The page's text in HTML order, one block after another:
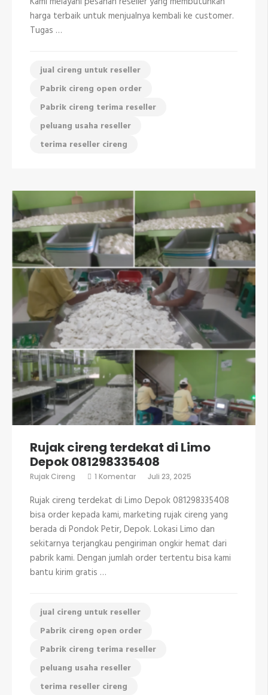
harga terbaik untuk menjualnya kembali ke customer.
Tugas …
jual cireng untuk reseller
Pabrik cireng open order
Pabrik cireng terima reseller
peluang usaha reseller
terima reseller cireng
Rujak cireng terdekat di Limo
Depok 081298335408
Rujak Cireng 1 Komentarpada
terdekat
di
Limo
Depok
081298335408
Juli 23, 2025
Rujak cireng terdekat di Limo Depok 081298335408
bisa order kepada kami, marketing rujak cireng yang
berada di Pondok Petir, Depok. Lokasi Limo dan
sekitarnya terjangkau pengiriman ongkir hemat dari
pabrik kami. Dengan jumlah order tertentu bisa kami
bantu kirim gratis …
jual cireng untuk reseller
Pabrik cireng open order
Pabrik cireng terima reseller
peluang usaha reseller
terima reseller cireng